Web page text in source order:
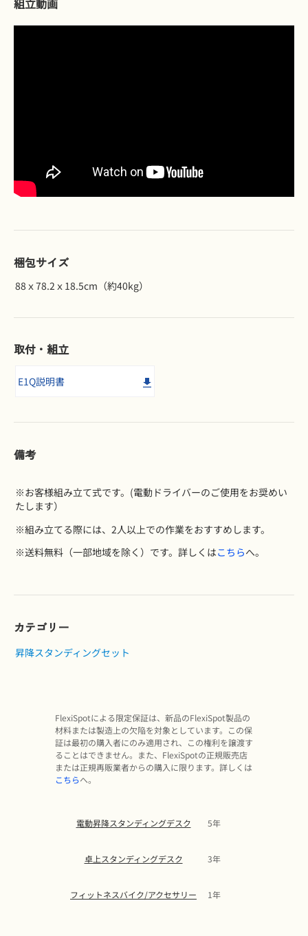
梱包サイズ
88ｘ78.2ｘ18.5cm（約40kg）
取付・組立
E1Q説明書
備考
※お客様組み立て式です。(電動ドライバーのご使用をお奨めい
たします）
※組み立てる際には、2人以上での作業をおすすめします。
※送料無料（一部地域を除く）です。詳しくはこちらへ。
カテゴリー
昇降スタンディングセット
FlexiSpotによる限定保証は、新品のFlexiSpot製品の
材料または製造上の欠陥を対象としています。この保
証は最初の購入者にのみ適用され、この権利を譲渡す
ることはできません。また、FlexiSpotの正規販売店
または正規再販業者からの購入に限ります。詳しくは
こちらへ。
電動昇降スタンディングデスク 5年
卓上スタンディングデスク 3年
フィットネスバイク/アクセサリー 1年